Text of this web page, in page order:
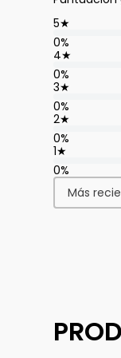
5★
0%
4★
0%
3★
0%
2★
0%
1★
0%
Más